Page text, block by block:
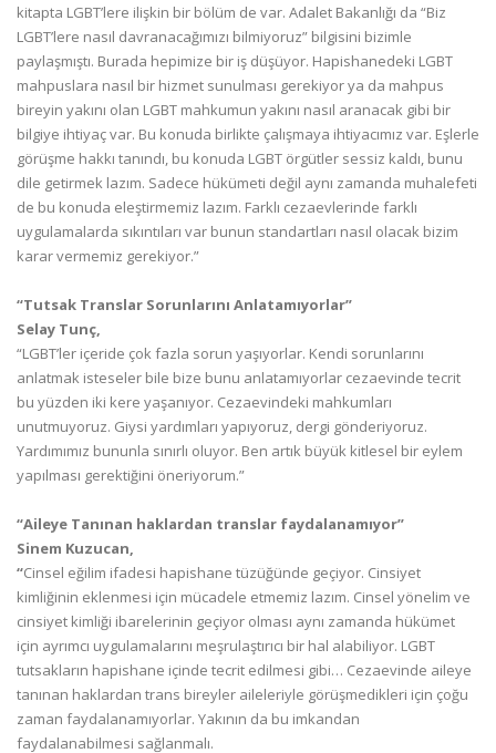
kitapta LGBT’lere ilişkin bir bölüm de var. Adalet Bakanlığı da “Biz
LGBT’lere nasıl davranacağımızı bilmiyoruz” bilgisini bizimle
paylaşmıştı. Burada hepimize bir iş düşüyor. Hapishanedeki LGBT
mahpuslara nasıl bir hizmet sunulması gerekiyor ya da mahpus
bireyin yakını olan LGBT mahkumun yakını nasıl aranacak gibi bir
bilgiye ihtiyaç var. Bu konuda birlikte çalışmaya ihtiyacımız var. Eşlerle
görüşme hakkı tanındı, bu konuda LGBT örgütler sessiz kaldı, bunu
dile getirmek lazım. Sadece hükümeti değil aynı zamanda muhalefeti
de bu konuda eleştirmemiz lazım. Farklı cezaevlerinde farklı
uygulamalarda sıkıntıları var bunun standartları nasıl olacak bizim
karar vermemiz gerekiyor.”
“Tutsak Translar Sorunlarını Anlatamıyorlar”
Selay Tunç,
“LGBT’ler içeride çok fazla sorun yaşıyorlar. Kendi sorunlarını
anlatmak isteseler bile bize bunu anlatamıyorlar cezaevinde tecrit
bu yüzden iki kere yaşanıyor. Cezaevindeki mahkumları
unutmuyoruz. Giysi yardımları yapıyoruz, dergi gönderiyoruz.
Yardımımız bununla sınırlı oluyor. Ben artık büyük kitlesel bir eylem
yapılması gerektiğini öneriyorum.”
“Aileye Tanınan haklardan translar faydalanamıyor”
Sinem Kuzucan,
“Cinsel eğilim ifadesi hapishane tüzüğünde geçiyor. Cinsiyet
kimliğinin eklenmesi için mücadele etmemiz lazım. Cinsel yönelim ve
cinsiyet kimliği ibarelerinin geçiyor olması aynı zamanda hükümet
için ayrımcı uygulamalarını meşrulaştırıcı bir hal alabiliyor. LGBT
tutsakların hapishane içinde tecrit edilmesi gibi… Cezaevinde aileye
tanınan haklardan trans bireyler aileleriyle görüşmedikleri için çoğu
zaman faydalanamıyorlar. Yakının da bu imkandan
faydalanabilmesi sağlanmalı.